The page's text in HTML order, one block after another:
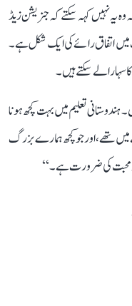
یہ نہیں کہہ سکتے کہ جنریشن زیڈ
میں اتفاق رائے کی ایک شکل ہے۔
سہارا لے سکتے ہیں۔
تعلیم میں بہت کچھ ہونا
میں تھے، اور جو کچھ ہمارے بزرگ
محبت کی ضرورت ہے۔‘‘